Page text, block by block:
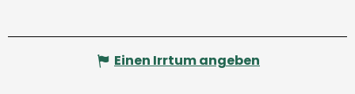
Einen Irrtum angeben